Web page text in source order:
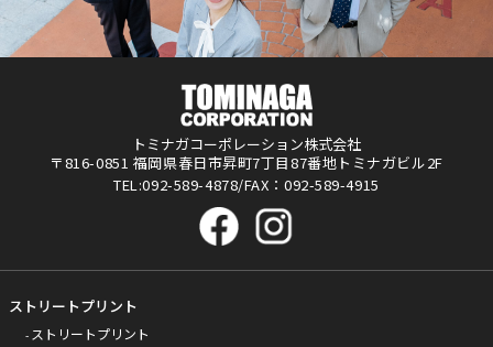
トミナガコーポレーション株式会社
〒816-0851 福岡県春日市昇町7丁目87番地トミナガビル2F
TEL:092-589-4878/FAX：092-589-4915
ストリートプリント
ストリートプリント